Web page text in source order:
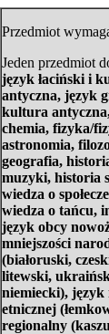
Przedmiot
Jeden przedmiot
język łaciński i
antyczna, język
kultura
chemia, fizyka/
astronomia,
geografia,
muzyki, historia
wiedza o
wiedza o tańcu,
język obcy
mniejszości
(białoruski,
litewski,
niemiecki), język
etnicznej
regionalny